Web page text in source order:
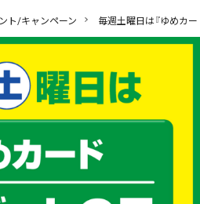
ト/キャンペーン 毎週土曜日は『ゆめカ